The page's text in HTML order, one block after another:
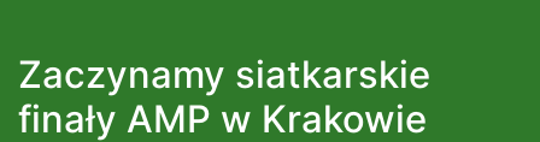
Zaczynamy siatkarskie
finały AMP w Krakowie